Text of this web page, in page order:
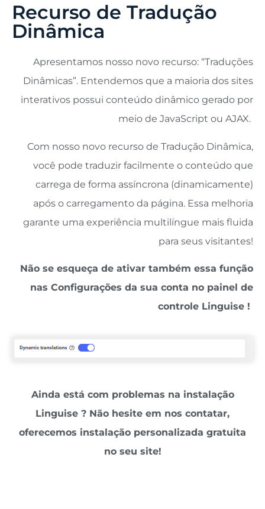
Recurso de Tradução
Dinâmica
Apresentamos nosso novo recurso: “Traduções
Dinâmicas”. Entendemos que a maioria dos sites
interativos possui conteúdo dinâmico gerado por
meio de JavaScript ou AJAX.
Com nosso novo recurso de Tradução Dinâmica,
você pode traduzir facilmente o conteúdo que
carrega de forma assíncrona (dinamicamente)
após o carregamento da página. Essa melhoria
garante uma experiência multilíngue mais fluida
para seus visitantes!
Não se esqueça de ativar também essa função
nas Configurações da sua conta no painel de
controle Linguise !
Ainda está com problemas na instalação
Linguise ? Não hesite em nos contatar,
oferecemos instalação personalizada gratuita
no seu site!